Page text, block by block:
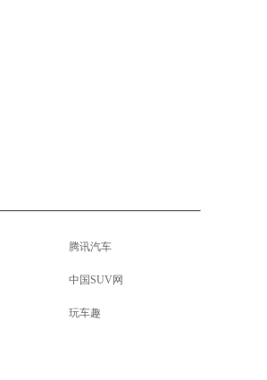
腾讯汽车
中国SUV网
玩车趣